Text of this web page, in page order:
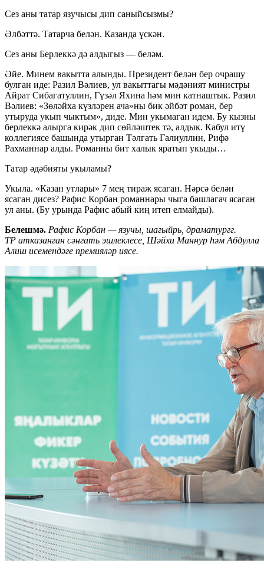
Сез аны татар язучысы дип саныйсызмы?
Әлбәттә. Татарча белән. Казанда үскән.
Сез аны Берлеккә дә алдыгыз — беләм.
Әйе. Минем вакытта алынды. Президент белән бер очрашу
булган иде: Разил Вәлиев, ул вакыттагы мәдәният министры
Айрат Сибагатуллин, Гүзәл Яхина һәм мин катнаштык. Разил
Вәлиев: «Зөләйха күзләрен ача»ны бик әйбәт роман, бер
утыруда укып чыктым», диде. Мин укымаган идем. Бу кызны
берлеккә алырга кирәк дип сөйләштек тә, алдык. Кабул итү
коллегиясе башында утырган Тәлгать Галиуллин, Рифә
Рахманнар алды. Романны бит халык яратып укыды…
Татар әдәбияты укыламы?
Укыла. «Казан утлары» 7 мең тираж ясаган. Нәрсә белән
ясаган дисез? Рафис Корбан романнары чыга башлагач ясаган
ул аны. (Бу урында Рафис абый киң итеп елмайды).
Белешмә. Рафис Корбан — язучы, шагыйрь, драматургг.
ТР атказанган сәнгать эшлеклесе, Шәйхи Маннур һәм Абдулла
Алиш исемендәге премияләр иясе.